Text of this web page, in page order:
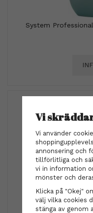
System
Vi
Vi använder
annonsering och
tillförlitliga och
vi in information
mönster och
Klicka på "Okej"
välj vilka cookies
stänga av genom